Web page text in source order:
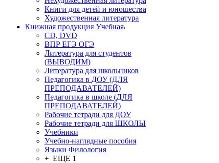
Книги для детей и юношества
Художественная литература
Книжная продукция Учебная
CD, DVD
ВПР ЕГЭ ОГЭ
Литература для студентов
(ВЫВОДИМ)
Литература для школьников
Педагогика в ДОУ (ДЛЯ
ПРЕПОДАВАТЕЛЕЙ)
Педагогика в школе (ДЛЯ
ПРЕПОДАВАТЕЛЕЙ)
Рабочие тетради для ДОУ
Рабочие тетради для ШКОЛЫ
Учебники
Учебно-наглядные пособия
Языки Филология
+ ЕЩЕ 1